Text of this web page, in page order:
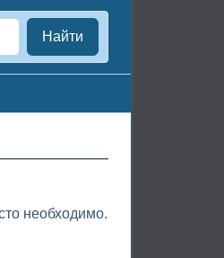
Найти
необходимо.